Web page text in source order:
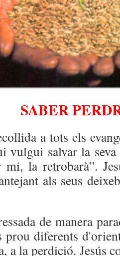
SABER
a tots els
vulgui salvar la
la retrobarà”.
als seus
de manera
prou diferents
a la perdició. Jesús